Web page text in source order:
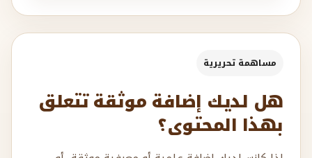
مساهمة تحريرية
هل لديك إضافة موثقة تتعلق
بهذا المحتوى؟